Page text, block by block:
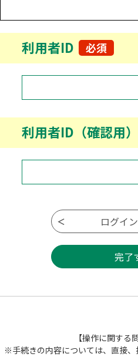
利用者ID 必須
利用者ID（確認用）
【操作に関する
※手続きの内容については、直接、